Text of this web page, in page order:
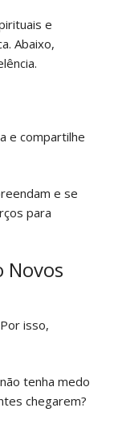
e
Abaixo,
e compartilhe
e se
para
Novos
isso,
tenha medo
chegarem?